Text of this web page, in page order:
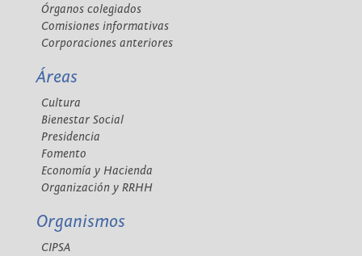
Órganos colegiados
Comisiones informativas
Corporaciones anteriores
Áreas
Cultura
Bienestar Social
Presidencia
Fomento
Economía y Hacienda
Organización y RRHH
Organismos
CIPSA